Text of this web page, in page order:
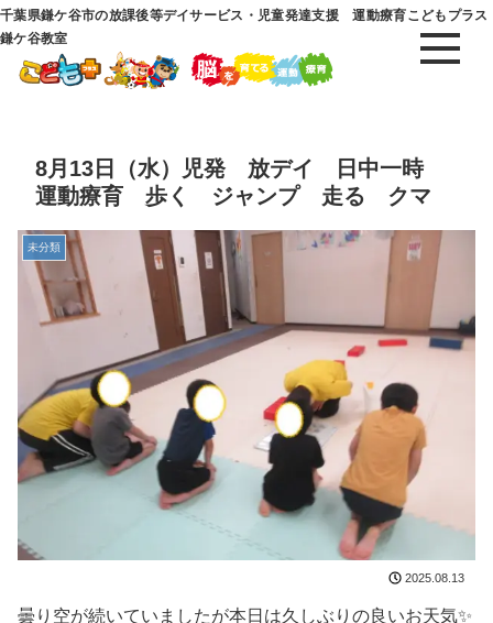
千葉県鎌ケ谷市の放課後等デイサービス・児童発達支援 運動療育こどもプラス
鎌ケ谷教室
8月13日（水）児発 放デイ 日中一時
運動療育 歩く ジャンプ 走る クマ
未分類
2025.08.13
曇り空が続いていましたが本日は久しぶりの良いお天気✨